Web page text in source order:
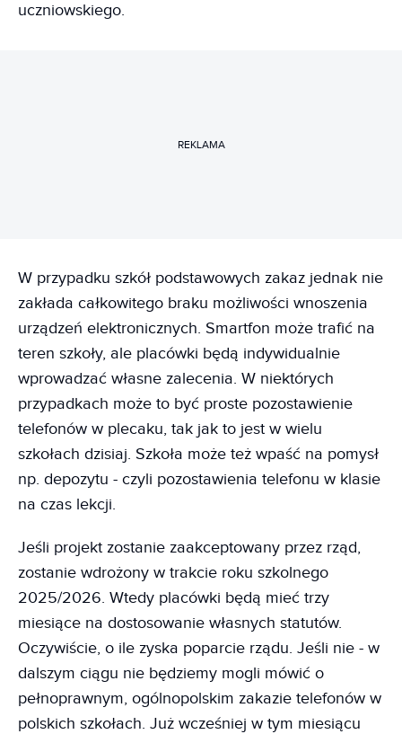
uczniowskiego.
REKLAMA
W przypadku szkół podstawowych zakaz jednak nie
zakłada całkowitego braku możliwości wnoszenia
urządzeń elektronicznych. Smartfon może trafić na
teren szkoły, ale placówki będą indywidualnie
wprowadzać własne zalecenia. W niektórych
przypadkach może to być proste pozostawienie
telefonów w plecaku, tak jak to jest w wielu
szkołach dzisiaj. Szkoła może też wpaść na pomysł
np. depozytu - czyli pozostawienia telefonu w klasie
na czas lekcji.
Jeśli projekt zostanie zaakceptowany przez rząd,
zostanie wdrożony w trakcie roku szkolnego
2025/2026. Wtedy placówki będą mieć trzy
miesiące na dostosowanie własnych statutów.
Oczywiście, o ile zyska poparcie rządu. Jeśli nie - w
dalszym ciągu nie będziemy mogli mówić o
pełnoprawnym, ogólnopolskim zakazie telefonów w
polskich szkołach. Już wcześniej w tym miesiącu